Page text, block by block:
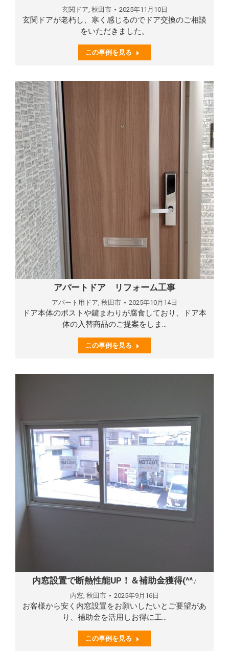
玄関ドア 秋田市 2025年11月10日
玄関ドアが老朽し、寒く感じるのでドア交換のご相談
をいただきました。
この事例を見る
アパートドア リフォーム工事
アパート用ドア 秋田市 2025年10月14日
ドア本体のポストや鍵まわりが腐食しており、ドア本
体の入替商品のご提案をしま…
この事例を見る
内窓設置で断熱性能UP！＆補助金獲得(^^♪
内窓 秋田市 2025年9月16日
お客様から安く内窓設置をお願いしたいとご要望があ
り、補助金を活用しお得に工…
この事例を見る